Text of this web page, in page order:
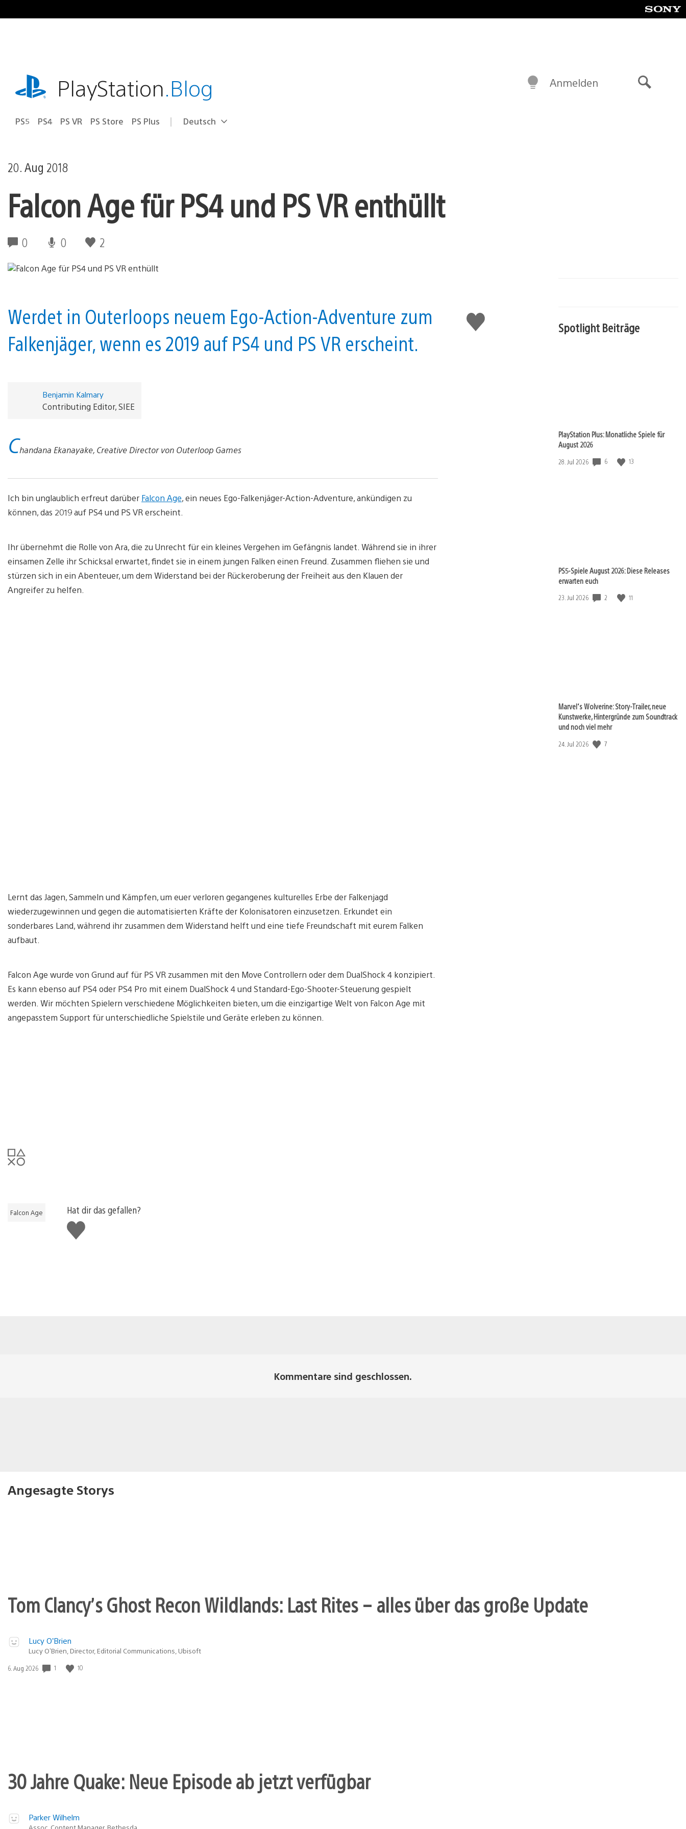
Inhalt
playstation.comPlayStation.Blog
PS5 PS4 PS VR PS Store PS Plus Select
Aktuelle
Deutsch
Anmelden
20. Aug 2018
Falcon Age für PS4 und PS VR enthüllt
0 0 2
Gefällt
mir
Werdet in Outerloops neuem Ego-Action-Adventure zum
Falkenjäger, wenn es 2019 auf PS4 und PS VR erscheint.
Benjamin Kalmary
Contributing Editor, SIEE
Chandana Ekanayake, Creative Director von Outerloop Games
Ich bin unglaublich erfreut darüber Falcon Age, ein neues Ego-Falkenjäger-Action-Adventure, ankündigen zu
können, das 2019 auf PS4 und PS VR erscheint.
Ihr übernehmt die Rolle von Ara, die zu Unrecht für ein kleines Vergehen im Gefängnis landet. Während sie in ihrer
einsamen Zelle ihr Schicksal erwartet, findet sie in einem jungen Falken einen Freund. Zusammen fliehen sie und
stürzen sich in ein Abenteuer, um dem Widerstand bei der Rückeroberung der Freiheit aus den Klauen der
Angreifer zu helfen.
Lernt das Jagen, Sammeln und Kämpfen, um euer verloren gegangenes kulturelles Erbe der Falkenjagd
wiederzugewinnen und gegen die automatisierten Kräfte der Kolonisatoren einzusetzen. Erkundet ein
sonderbares Land, während ihr zusammen dem Widerstand helft und eine tiefe Freundschaft mit eurem Falken
aufbaut.
Falcon Age wurde von Grund auf für PS VR zusammen mit den Move Controllern oder dem DualShock 4 konzipiert.
Es kann ebenso auf PS4 oder PS4 Pro mit einem DualShock 4 und Standard-Ego-Shooter-Steuerung gespielt
werden. Wir möchten Spielern verschiedene Möglichkeiten bieten, um die einzigartige Welt von Falcon Age mit
angepasstem Support für unterschiedliche Spielstile und Geräte erleben zu können.
Falcon Age
Hat dir das gefallen?
Gefällt
mir
Spotlight Beiträge
PlayStation Plus: Monatliche Spiele für
August 2026
Veröffentlichungsdatum:
28. Jul 2026 6 13
PS5-Spiele August 2026: Diese Releases
erwarten euch
Veröffentlichungsdatum:
23. Jul 2026 2 11
Marvel‘s Wolverine: Story-Trailer, neue
Kunstwerke, Hintergründe zum Soundtrack
und noch viel mehr
Veröffentlichungsdatum:
24. Jul 2026 7
Kommentare sind geschlossen.
Angesagte Storys
Tom Clancy’s Ghost Recon Wildlands: Last Rites – alles über das große Update
Lucy O’Brien
Lucy O’Brien, Director, Editorial Communications, Ubisoft
Veröffentlichungsdatum:
6. Aug 2026 1 10
30 Jahre Quake: Neue Episode ab jetzt verfügbar
Parker Wilhelm
Assoc. Content Manager, Bethesda